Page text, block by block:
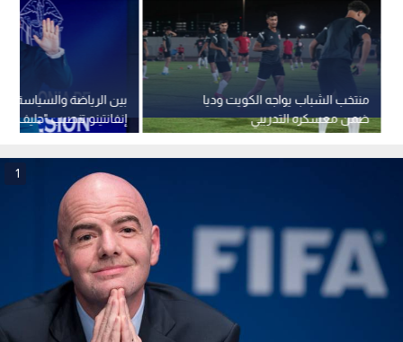
بين الرياضة والسياسة..
إنفانتينو تنصيب "حليف
كولومبيا؟
منتخب الشباب يواجه الكويت وديا
ضمن معسكره التدريبي
1